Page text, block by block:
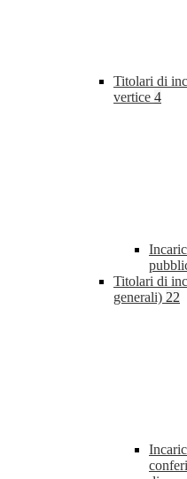
Titolari di
vertice 4
Titolari di
generali) 22